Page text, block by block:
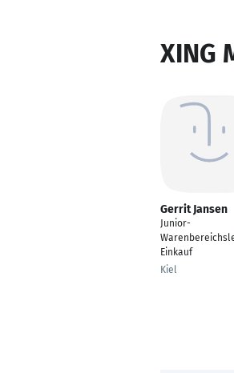
XING
Gerrit Jansen
Junior-
Einkauf
Kiel